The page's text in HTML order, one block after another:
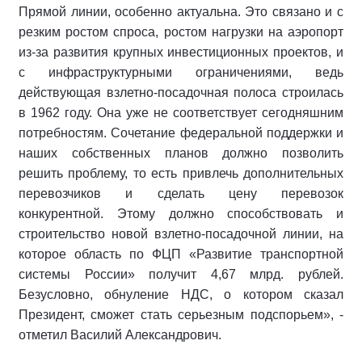
Прямой линии, особенно актуальна. Это связано и с
резким ростом спроса, ростом нагрузки на аэропорт
из-за развития крупных инвестиционных проектов, и
с инфраструктурными ограничениями, ведь
действующая взлетно-посадочная полоса строилась
в 1962 году. Она уже не соответствует сегодняшним
потребностям. Сочетание федеральной поддержки и
наших собственных планов должно позволить
решить проблему, то есть привлечь дополнительных
перевозчиков и сделать цену перевозок
конкурентной. Этому должно способствовать и
строительство новой взлетно-посадочной линии, на
которое область по ФЦП «Развитие транспортной
системы России» получит 4,67 млрд. рублей.
Безусловно, обнуление НДС, о котором сказал
Президент, сможет стать серьезным подспорьем», -
отметил Василий Александрович.